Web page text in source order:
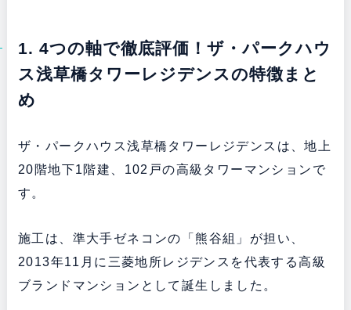
1. 4つの軸で徹底評価！ザ・パークハウ
ス浅草橋タワーレジデンスの特徴まと
め
ザ・パークハウス浅草橋タワーレジデンスは、地上
20階地下1階建、102戸の高級タワーマンションで
す。
施工は、準大手ゼネコンの「熊谷組」が担い、
2013年11月に三菱地所レジデンスを代表する高級
ブランドマンションとして誕生しました。